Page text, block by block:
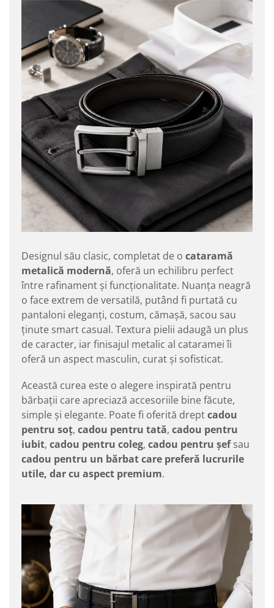
Designul său clasic, completat de o cataramă
metalică modernă, oferă un echilibru perfect
între rafinament și funcționalitate. Nuanța neagră
o face extrem de versatilă, putând fi purtată cu
pantaloni eleganți, costum, cămașă, sacou sau
ținute smart casual. Textura pielii adaugă un plus
de caracter, iar finisajul metalic al cataramei îi
oferă un aspect masculin, curat și sofisticat.
Această curea este o alegere inspirată pentru
bărbații care apreciază accesoriile bine făcute,
simple și elegante. Poate fi oferită dreptcadou
pentru soț, cadou pentru tată, cadou pentru
iubit, cadou pentru coleg, cadou pentru șefsau
cadou pentru un bărbat care preferă lucrurile
utile, dar cu aspect premium.